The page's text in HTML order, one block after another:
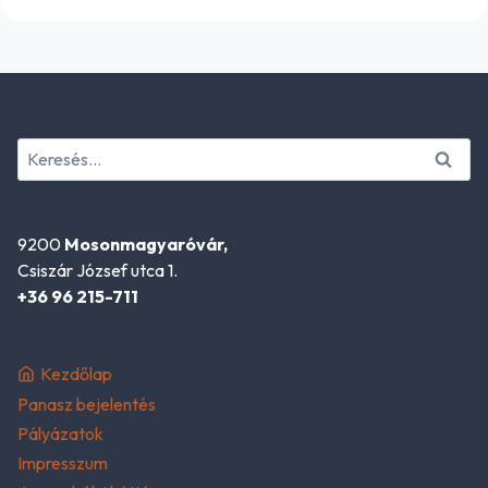
Keresés:
9200 Mosonmagyaróvár,
Csiszár József utca 1.
+36 96 215-711
Kezdőlap
Panasz bejelentés
Pályázatok
Impresszum